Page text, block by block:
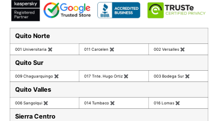
Quito Norte
001 Universitaria ✖ 011 Carcelen ✖ 002 Versalles ✖
Quito Sur
009 Chaguarquingo ✖ 017 Tnte. Hugo Ortiz ✖ 003 Bodega Sur ✖
Quito Valles
006 Sangolqui ✖ 014 Tumbaco ✖ 016 Lomas ✖
Sierra Centro